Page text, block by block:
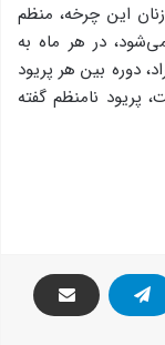
این چرخه، منظم
در هر ماه به
دوره بین هر پریود
پریود نامنظم گفته